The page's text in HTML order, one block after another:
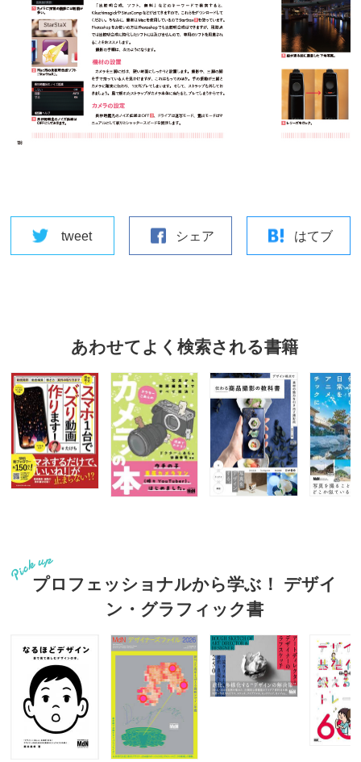
tweet シェア はてブ
あわせてよく検索される書籍
プロフェッショナルから学ぶ！ デザイ
ン・グラフィック書